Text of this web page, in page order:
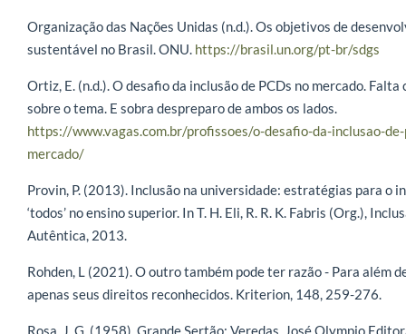
Organização das Nações Unidas (n.d.). Os objetivos de
sustentável no Brasil. ONU. https://brasil.un.org/pt-br/sdgs
Ortiz, E. (n.d.). O desafio da inclusão de PCDs no mercado.
sobre o tema. E sobra despreparo de ambos os lados.
https://www.vagas.com.br/profissoes/o-desafio-da-inclusao-
mercado/
Provin, P. (2013). Inclusão na universidade: estratégias para o
‘todos’ no ensino superior. In T. H. Eli, R. R. K. Fabris (Org.),
Autêntica, 2013.
Rohden, L (2021). O outro também pode ter razão - Para além
apenas seus direitos reconhecidos. Kriterion, 148, 259-276.
Rosa, J. G. (1958). Grande Sertão: Veredas. José Olympio